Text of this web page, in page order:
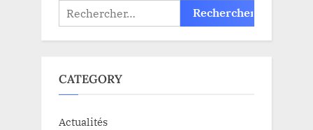
Rechercher :
CATEGORY
Actualités